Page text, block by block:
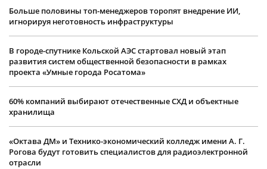
Больше половины топ-менеджеров торопят внедрение ИИ,
игнорируя неготовность инфраструктуры
В городе-спутнике Кольской АЭС стартовал новый этап
развития систем общественной безопасности в рамках
проекта «Умные города Росатома»
60% компаний выбирают отечественные СХД и объектные
хранилища
«Октава ДМ» и Технико-экономический колледж имени А. Г.
Рогова будут готовить специалистов для радиоэлектронной
отрасли